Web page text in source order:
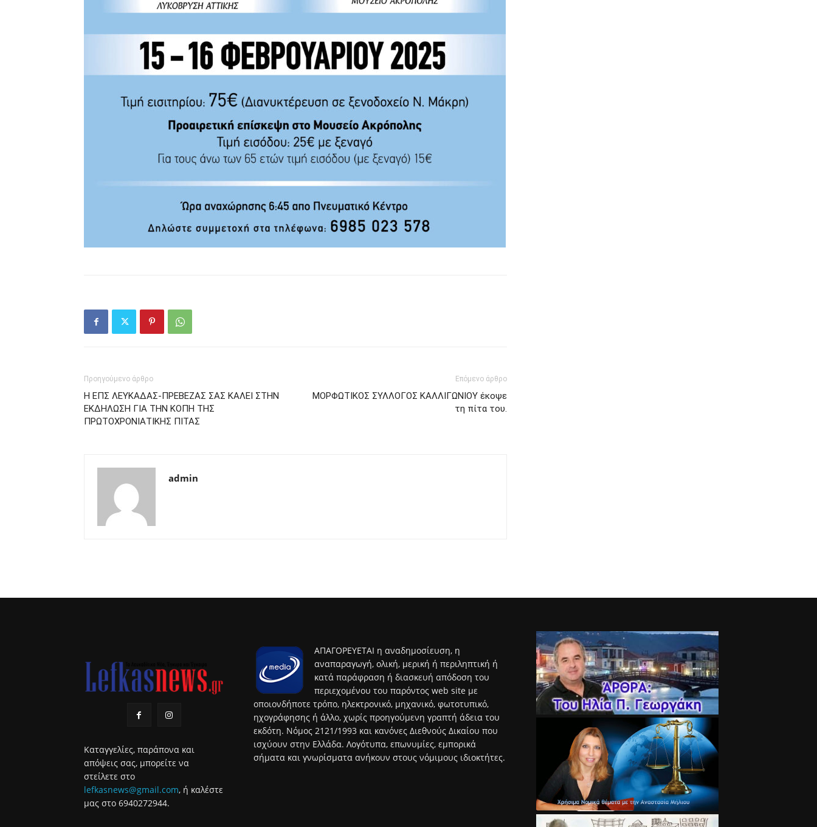
Προηγούμενο άρθρο
Η ΕΠΣ ΛΕΥΚΑΔΑΣ-ΠΡΕΒΕΖΑΣ ΣΑΣ ΚΑΛΕΙ ΣΤΗΝ
ΕΚΔΗΛΩΣΗ ΓΙΑ ΤΗΝ ΚΟΠΗ ΤΗΣ
ΠΡΩΤΟΧΡΟΝΙΑΤΙΚΗΣ ΠΙΤΑΣ
Επόμενο άρθρο
ΜΟΡΦΩΤΙΚΟΣ ΣΥΛΛΟΓΟΣ ΚΑΛΛΙΓΩΝΙΟΥ έκοψε
τη πίτα του.
admin
Καταγγελίες, παράπονα και
απόψεις σας, μπορείτε να
στείλετε στο
lefkasnews@gmail.com, ή καλέστε
μας στο 6940272944.
ΑΠΑΓΟΡΕΥΕΤΑΙ η αναδημοσίευση, η
αναπαραγωγή, ολική, μερική ή περιληπτική ή
κατά παράφραση ή διασκευή απόδοση του
περιεχομένου του παρόντος web site με
οποιονδήποτε τρόπο, ηλεκτρονικό, μηχανικό, φωτοτυπικό,
ηχογράφησης ή άλλο, χωρίς προηγούμενη γραπτή άδεια του
εκδότη. Νόμος 2121/1993 και κανόνες Διεθνούς Δικαίου που
ισχύουν στην Ελλάδα. Λογότυπα, επωνυμίες, εμπορικά
σήματα και γνωρίσματα ανήκουν στους νόμιμους ιδιοκτήτες.